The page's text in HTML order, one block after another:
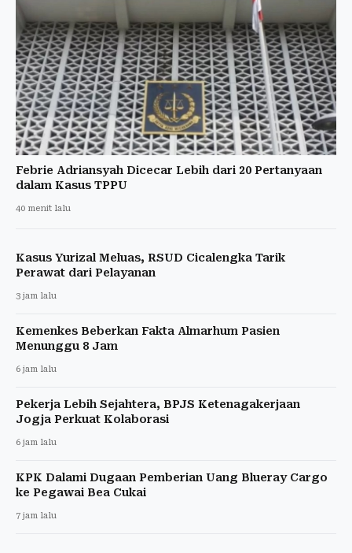
Febrie Adriansyah Dicecar Lebih dari 20 Pertanyaan
dalam Kasus TPPU
40 menit lalu
Kasus Yurizal Meluas, RSUD Cicalengka Tarik
Perawat dari Pelayanan
3 jam lalu
Kemenkes Beberkan Fakta Almarhum Pasien
Menunggu 8 Jam
6 jam lalu
Pekerja Lebih Sejahtera, BPJS Ketenagakerjaan
Jogja Perkuat Kolaborasi
6 jam lalu
KPK Dalami Dugaan Pemberian Uang Blueray Cargo
ke Pegawai Bea Cukai
7 jam lalu